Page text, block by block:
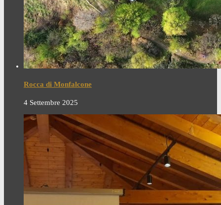
Rocca di Monfalcone
4 Settembre 2025